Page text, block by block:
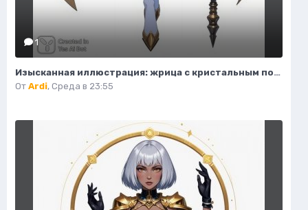
1
Изысканная иллюстрация: жрица с кристальным посохом и волшебным светом. Нейронная сеть Flux.1
От Ardi, Среда в 23:55